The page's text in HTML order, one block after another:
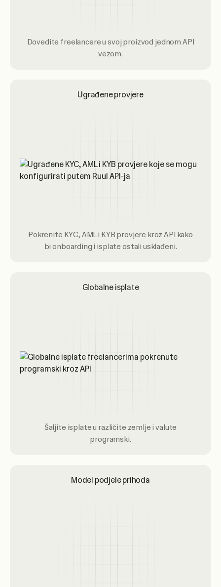
Dovedite freelancere u svoj proizvod jednom API
vezom.
Ugrađene provjere
Pokrenite KYC, AML i KYB provjere kroz API kako
bi onboarding i isplate ostali usklađeni.
Globalne isplate
Šaljite isplate u različite zemlje i valute
programski.
Model podjele prihoda